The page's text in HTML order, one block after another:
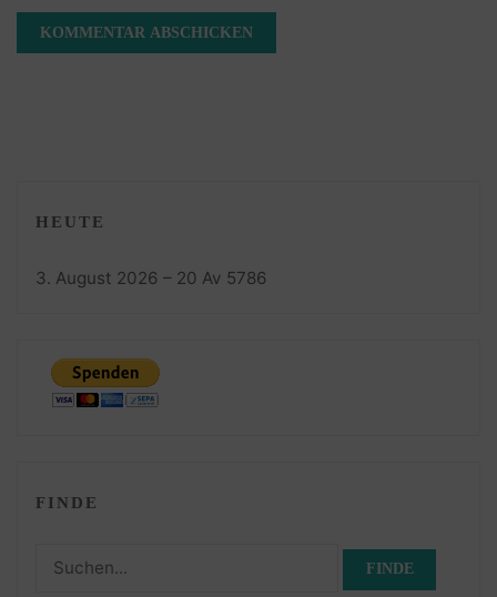
HEUTE
3. August 2026 – 20 Av 5786
FINDE
Suchen